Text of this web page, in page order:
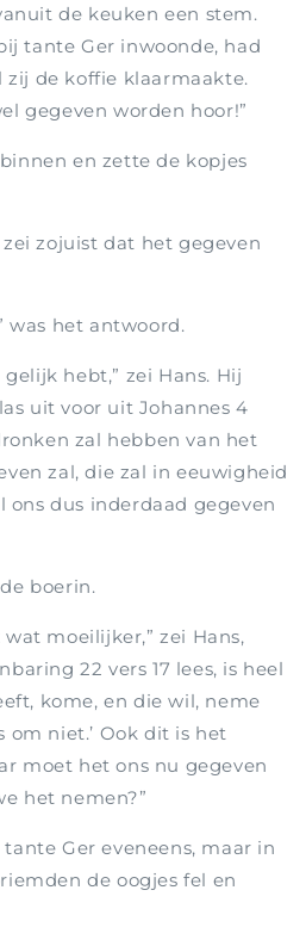
de keuken een stem.
tante Ger inwoonde, had
zij de koffie klaarmaakte.
gegeven worden hoor!”
en zette de kopjes
zei zojuist dat het gegeven
was het antwoord.
hebt,” zei Hans. Hij
uit voor uit Johannes 4
zal hebben van het
zal, die zal in eeuwigheid
ons dus inderdaad gegeven
boerin.
moeilijker,” zei Hans,
22 vers 17 lees, is heel
kome, en die wil, neme
om niet.’ Ook dit is het
moet het ons nu gegeven
het nemen?”
Ger eveneens, maar in
de oogjes fel en